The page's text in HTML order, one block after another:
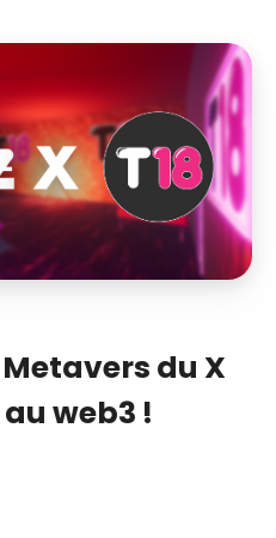
Metavers du X
web3 !